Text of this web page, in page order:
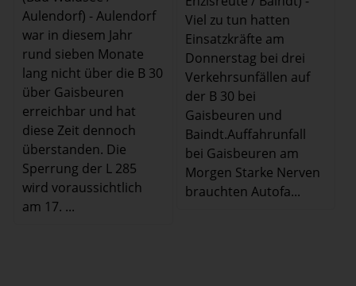
Aulendorf) - Aulendorf
war in diesem Jahr
rund sieben Monate
lang nicht über die B 30
über Gaisbeuren
erreichbar und hat
diese Zeit dennoch
überstanden. Die
Sperrung der L 285
wird voraussichtlich
am 17. ...
Viel zu tun hatten
Einsatzkräfte am
Donnerstag bei drei
Verkehrsunfällen auf
der B 30 bei
Gaisbeuren und
Baindt.Auffahrunfall
bei Gaisbeuren am
Morgen Starke Nerven
brauchten Autofa...